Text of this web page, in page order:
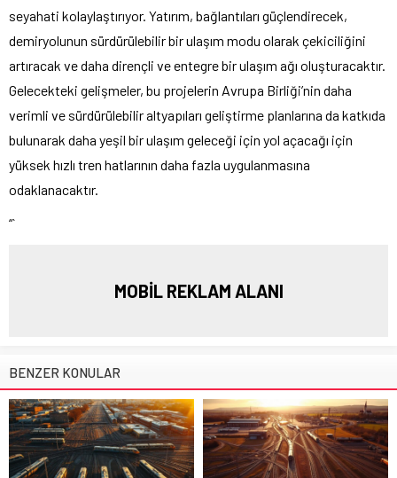
seyahati kolaylaştırıyor. Yatırım, bağlantıları güçlendirecek,
demiryolunun sürdürülebilir bir ulaşım modu olarak çekiciliğini
artıracak ve daha dirençli ve entegre bir ulaşım ağı oluşturacaktır.
Gelecekteki gelişmeler, bu projelerin Avrupa Birliği’nin daha
verimli ve sürdürülebilir altyapıları geliştirme planlarına da katkıda
bulunarak daha yeşil bir ulaşım geleceği için yol açacağı için
yüksek hızlı tren hatlarının daha fazla uygulanmasına
odaklanacaktır.
“`
MOBİL REKLAM ALANI
BENZER KONULAR